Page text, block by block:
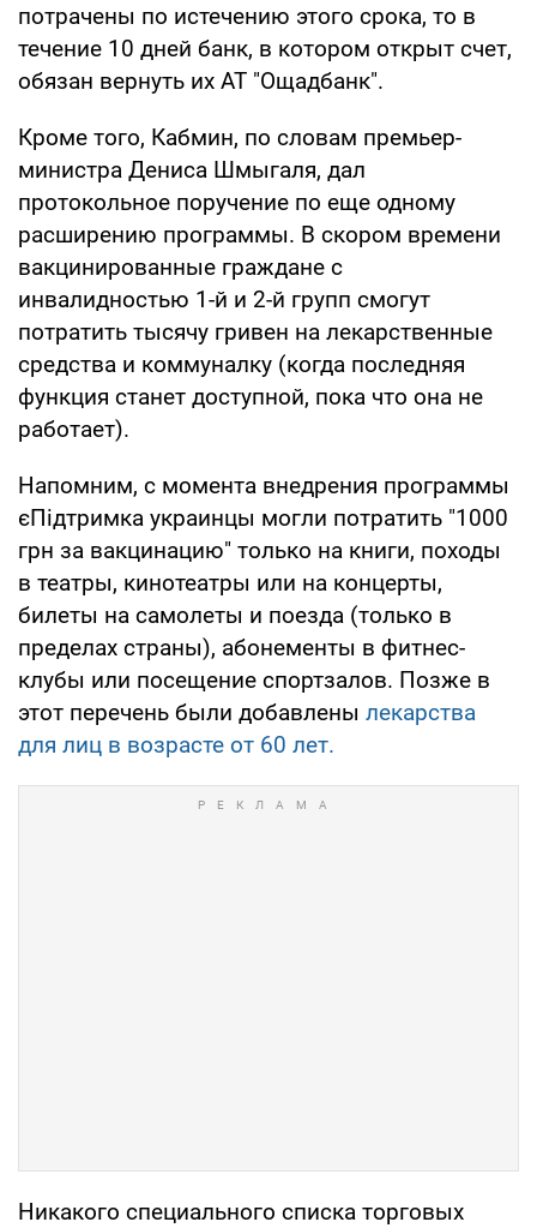
потрачены по истечению этого срока, то в
течение 10 дней банк, в котором открыт счет,
обязан вернуть их АТ "Ощадбанк".
Кроме того, Кабмин, по словам премьер-
министра Дениса Шмыгаля, дал
протокольное поручение по еще одному
расширению программы. В скором времени
вакцинированные граждане с
инвалидностью 1-й и 2-й групп смогут
потратить тысячу гривен на лекарственные
средства и коммуналку (когда последняя
функция станет доступной, пока что она не
работает).
Напомним, с момента внедрения программы
єПідтримка украинцы могли потратить "1000
грн за вакцинацию" только на книги, походы
в театры, кинотеатры или на концерты,
билеты на самолеты и поезда (только в
пределах страны), абонементы в фитнес-
клубы или посещение спортзалов. Позже в
этот перечень были добавлены лекарства
для лиц в возрасте от 60 лет.
Никакого специального списка торговых